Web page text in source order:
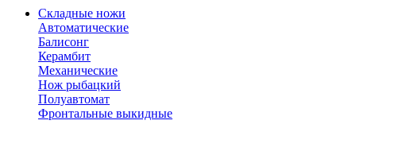
Складные ножи
Автоматические
Балисонг
Керамбит
Механические
Нож рыбацкий
Полуавтомат
Фронтальные выкидные